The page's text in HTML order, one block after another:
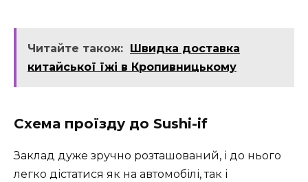
Читайте також: Швидка доставка
китайської їжі в Кропивницькому
Схема проїзду до Sushi-if
Заклад дуже зручно розташований, і до нього
легко дістатися як на автомобілі, так і